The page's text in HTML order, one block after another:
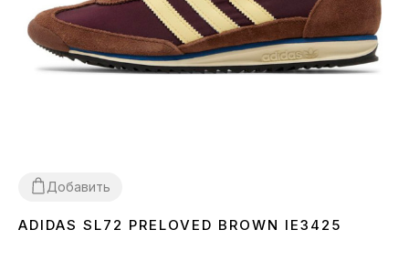
Добавить
36 3738 39 41 42 43 4445
ADIDAS SL72 PRELOVED BROWN IE3425